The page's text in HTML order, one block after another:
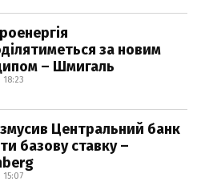
за новим
– Шмигаль
змусив Центральний банк
базову ставку –